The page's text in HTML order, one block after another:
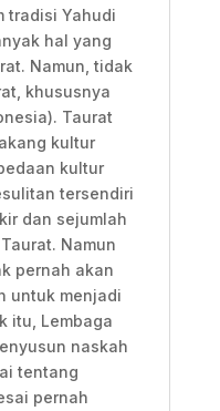
tradisi Yahudi
hal yang
Namun, tidak
khususnya
Taurat
kultur
kultur
tersendiri
dan sejumlah
Namun
pernah akan
untuk menjadi
itu, Lembaga
naskah
tentang
pernah